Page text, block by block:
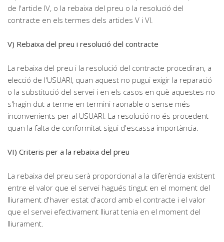
de l'article IV, o la rebaixa del preu o la resolució del
contracte en els termes dels articles V i VI.
V) Rebaixa del preu i resolució del contracte
La rebaixa del preu i la resolució del contracte procediran, a
elecció de l'USUARI, quan aquest no pugui exigir la reparació
o la substitució del servei i en els casos en què aquestes no
s'hagin dut a terme en termini raonable o sense més
inconvenients per al USUARI. La resolució no és procedent
quan la falta de conformitat sigui d'escassa importància.
VI) Criteris per a la rebaixa del preu
La rebaixa del preu serà proporcional a la diferència existent
entre el valor que el servei hagués tingut en el moment del
lliurament d'haver estat d'acord amb el contracte i el valor
que el servei efectivament lliurat tenia en el moment del
lliurament.